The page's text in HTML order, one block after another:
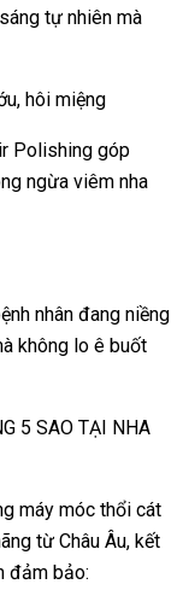
tự nhiên mà
hôi miệng
Polishing góp
ngừa viêm nha
nhân đang niềng
không lo ê buốt
5 SAO TẠI NHA
máy móc thổi cát
từ Châu Âu, kết
đảm bảo: